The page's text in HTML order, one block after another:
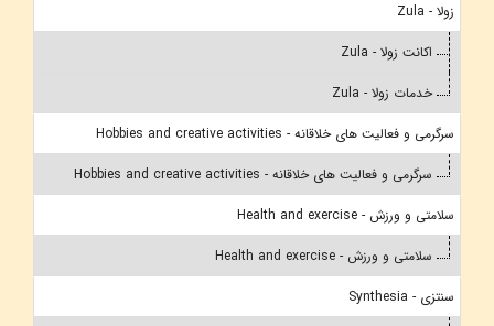
زولا - Zula
اکانت زولا - Zula
خدمات زولا - Zula
سرگرمی و فعالیت های خلاقانه - Hobbies and creative activities
سرگرمی و فعالیت های خلاقانه - Hobbies and creative activities
سلامتی و ورزش - Health and exercise
سلامتی و ورزش - Health and exercise
سنتزی - Synthesia